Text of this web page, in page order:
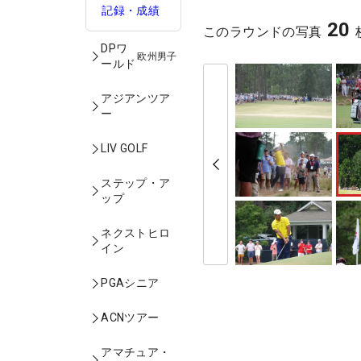
記録・成績
DPワ
ールド
欧州男子
アジアンツア
ー
LIV GOLF
ステップ・ア
ップ
ネクストヒロ
イン
PGAシニア
ACNツアー
アマチュア・
このラウンドの写真 20